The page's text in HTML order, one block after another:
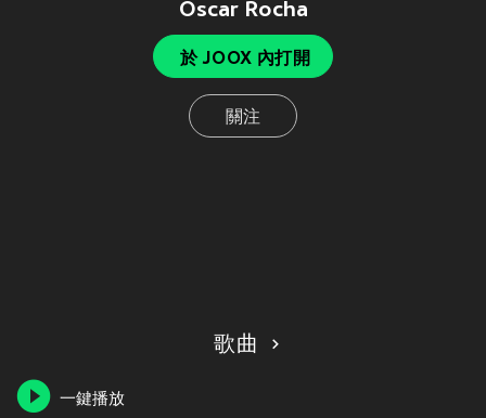
Oscar Rocha
於 JOOX 內打開
關注
歌曲
一鍵播放